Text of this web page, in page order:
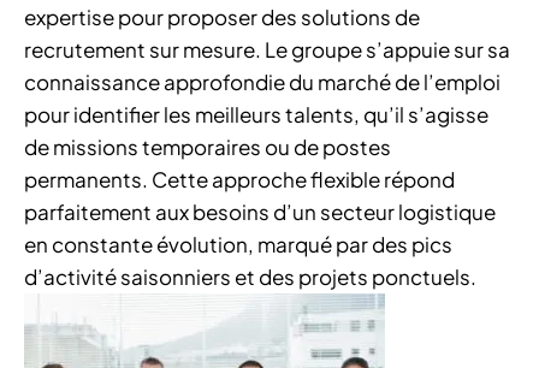
expertise pour proposer des solutions de
recrutement sur mesure. Le groupe s’appuie sur sa
connaissance approfondie du marché de l’emploi
pour identifier les meilleurs talents, qu’il s’agisse
de missions temporaires ou de postes
permanents. Cette approche flexible répond
parfaitement aux besoins d’un secteur logistique
en constante évolution, marqué par des pics
d’activité saisonniers et des projets ponctuels.